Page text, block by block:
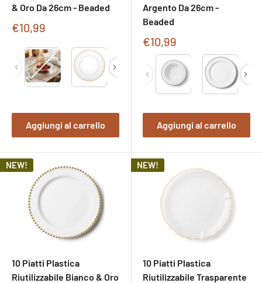
& Oro Da 26cm - Beaded
Prezzo
vendita
€10,99
Type
Aggiungi al carrello
Argento Da 26cm -
Beaded
Prezzo
vendita
€10,99
Aggiungi al carrello
NEW!
10 Piatti Plastica
Riutilizzabile Bianco & Oro
NEW!
10 Piatti Plastica
Riutilizzabile Trasparente